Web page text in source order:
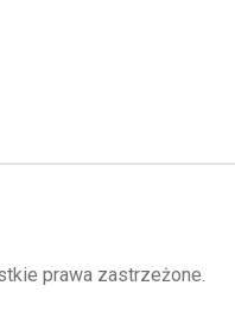
prawa zastrzeżone.